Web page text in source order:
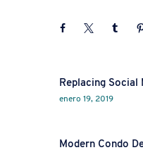
Replacing
enero 19, 2019
Modern Condo